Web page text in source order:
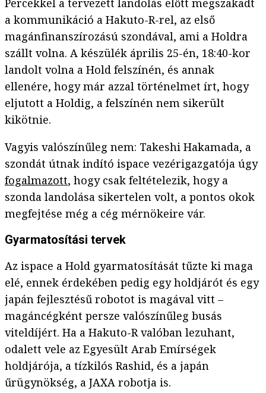
Percekkel a tervezett landolás előtt megszakadt
a kommunikáció a Hakuto-R-rel, az első
magánfinanszírozású szondával, ami a Holdra
szállt volna. A készülék április 25-én, 18:40-kor
landolt volna a Hold felszínén, és annak
ellenére, hogy már azzal történelmet írt, hogy
eljutott a Holdig, a felszínén nem sikerült
kikötnie.
Vagyis valószínűleg nem: Takeshi Hakamada, a
szondát útnak indító ispace vezérigazgatója úgy
fogalmazott, hogy csak feltételezik, hogy a
szonda landolása sikertelen volt, a pontos okok
megfejtése még a cég mérnökeire vár.
Gyarmatosítási tervek
Az ispace a Hold gyarmatosítását tűzte ki maga
elé, ennek érdekében pedig egy holdjárót és egy
japán fejlesztésű robotot is magával vitt –
magáncégként persze valószínűleg busás
viteldíjért. Ha a Hakuto-R valóban lezuhant,
odalett vele az Egyesült Arab Emírségek
holdjárója, a tízkilós Rashid, és a japán
űrügynökség, a JAXA robotja is.